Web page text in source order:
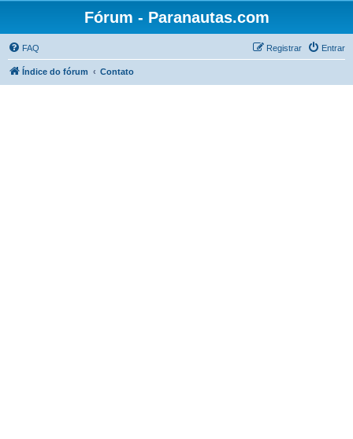
Fórum - Paranautas.com
FAQ Entrar
Registrar
Índice do fórum Contato